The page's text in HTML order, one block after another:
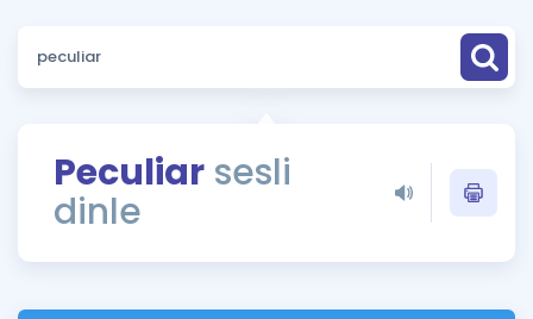
Sözlük
Rehberlik Aracı
ÖSYM Sınav Takvimi
Hakkımızda
Peculiar sesli
dinle